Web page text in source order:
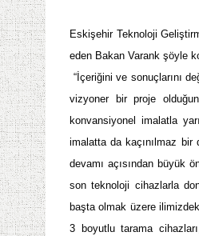
Eskişehir Teknoloji
eden Bakan Varank şöyle
“İçeriğini ve sonuçlarını
vizyoner bir proje
konvansiyonel imalatla
imalatta da kaçınılmaz bir
devamı açısından büyük
son teknoloji cihazlarla
başta olmak üzere
3 boyutlu tarama